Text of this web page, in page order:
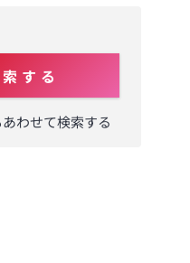
す る
わせて検索する